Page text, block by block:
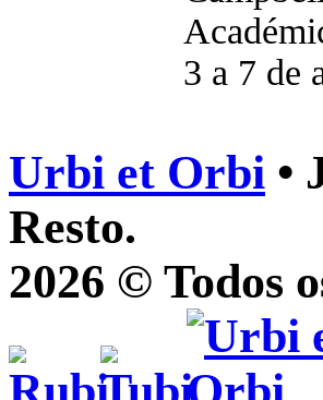
3 a 7 de
Urbi et Orbi •
Resto.
2026 © Todos